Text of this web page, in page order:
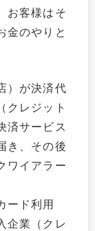
お客様はそ
金のやりと
）が決済代
クレジット
済サービス
き、その後
ワイアラー
ード利用
企業（クレ